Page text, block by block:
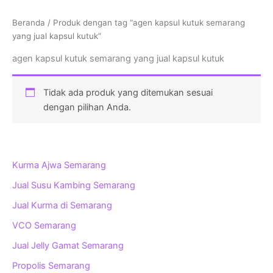
Beranda / Produk dengan tag “agen kapsul kutuk semarang
yang jual kapsul kutuk”
agen kapsul kutuk semarang yang jual kapsul kutuk
Tidak ada produk yang ditemukan sesuai
dengan pilihan Anda.
Kurma Ajwa Semarang
Jual Susu Kambing Semarang
Jual Kurma di Semarang
VCO Semarang
Jual Jelly Gamat Semarang
Propolis Semarang